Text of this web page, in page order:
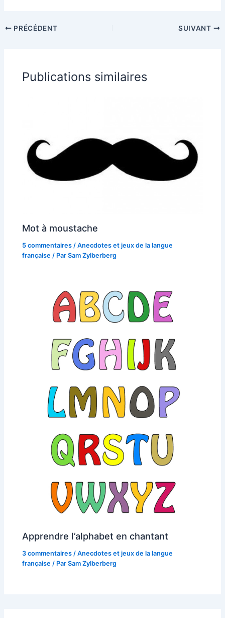
PRÉCÉDENT SUIVANT
Publications similaires
Mot à moustache
5 commentaires /Anecdotes et jeux de la langue
française / ParSam Zylberberg
Apprendre l’alphabet en chantant
3 commentaires /Anecdotes et jeux de la langue
française / ParSam Zylberberg